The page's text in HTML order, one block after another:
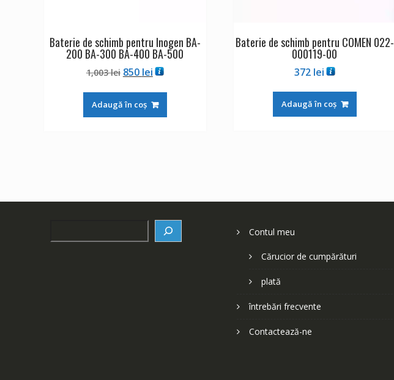
Baterie de schimb pentru Inogen BA-
200 BA-300 BA-400 BA-500
1,003lei Prețul
a
fost:
850 leiPrețul
este:
850 lei.
Adaugă în coș
Baterie de schimb pentru COMEN 022-
000119-00
372 lei
Adaugă în coș
Contul meu
Cărucior de cumpărături
plată
întrebări frecvente
Contactează-ne